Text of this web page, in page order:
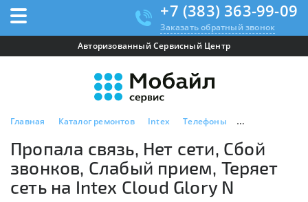
+7 (383) 363-99-09
Заказать обратный звонок
Авторизованный Сервисный Центр
Главная Каталог ремонтов Intex Телефоны Intex Cloud
Пропала связь, Нет сети, Сбой
звонков, Слабый прием, Теряет
сеть на Intex Cloud Glory N